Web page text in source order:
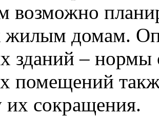
возможно
жилым домам.
зданий – нормы
помещений
их сокращения.